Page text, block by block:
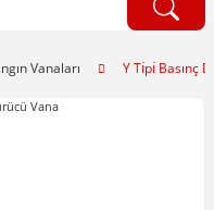
Vanaları Y Tı̇pı̇ Basınç